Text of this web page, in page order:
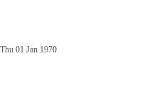
Thu 01 Jan 1970